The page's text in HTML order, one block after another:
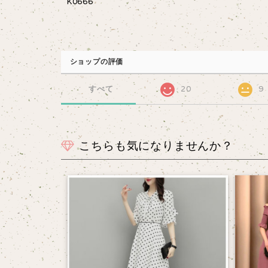
ショップの評価
すべて 20 9
こちらも気になりませんか？